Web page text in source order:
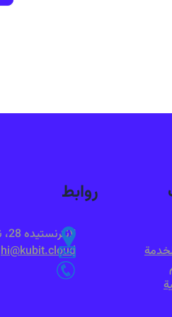
روابط
لانترنستيده 28، نيوخين، هولندا
hi@kubit.cloud